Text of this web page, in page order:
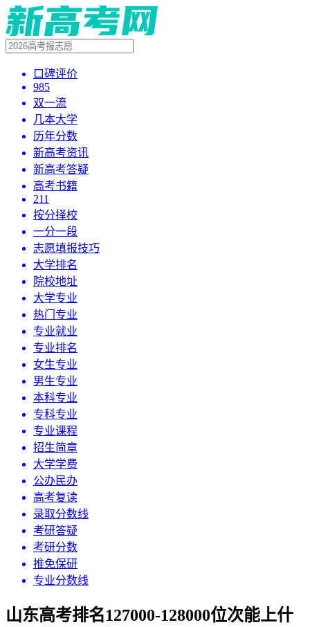
口碑评价
985
双一流
几本大学
历年分数
新高考资讯
新高考答疑
高考书籍
211
按分择校
一分一段
志愿填报技巧
大学排名
院校地址
大学专业
热门专业
专业就业
专业排名
女生专业
男生专业
本科专业
专科专业
专业课程
招生简章
大学学费
公办民办
高考复读
录取分数线
考研答疑
考研分数
推免保研
专业分数线
山东高考排名127000-128000位次能上什